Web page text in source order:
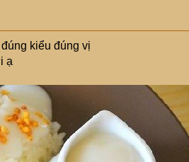
kiểu đúng vị
ạ